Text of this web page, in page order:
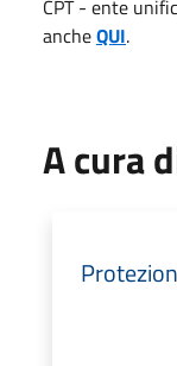
CPT - ente
ancheQUI.
A cura